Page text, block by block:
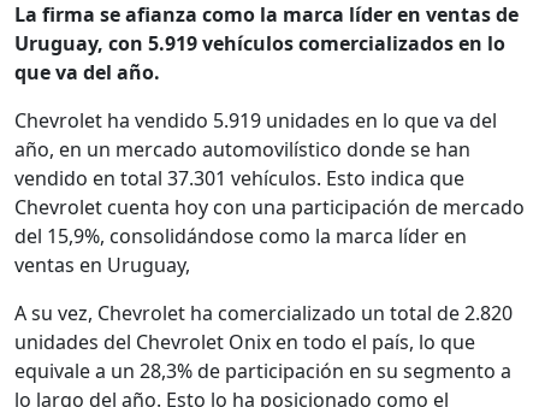
La firma se afianza como la marca líder en ventas de
Uruguay, con 5.919 vehículos comercializados en lo
que va del año.
Chevrolet ha vendido 5.919 unidades en lo que va del
año, en un mercado automovilístico donde se han
vendido en total 37.301 vehículos. Esto indica que
Chevrolet cuenta hoy con una participación de mercado
del 15,9%, consolidándose como la marca líder en
ventas en Uruguay,
A su vez, Chevrolet ha comercializado un total de 2.820
unidades del Chevrolet Onix en todo el país, lo que
equivale a un 28,3% de participación en su segmento a
lo largo del año. Esto lo ha posicionado como el